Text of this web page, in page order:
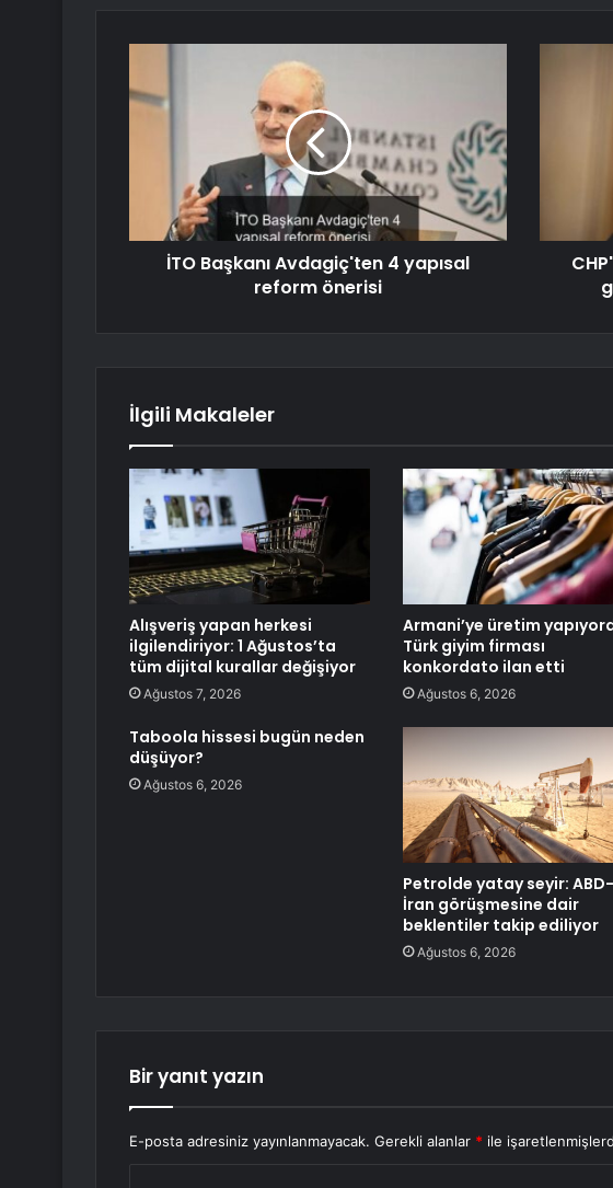
İTO Başkanı Avdagiç'ten 4 yapısal
reform önerisi
İlgili Makaleler
Alışveriş yapan herkesi
ilgilendiriyor: 1 Ağustos’ta
tüm dijital kurallar değişiyor
Ağustos 7, 2026
Armani’ye üretim
Türk giyim firması
konkordato ilan etti
Ağustos 6, 2026
Taboola hissesi bugün neden
düşüyor?
Ağustos 6, 2026
Petrolde yatay seyir: ABD-
İran görüşmesine dair
beklentiler takip ediliyor
Ağustos 6, 2026
Bir yanıt yazın
E-posta adresiniz yayınlanmayacak. Gerekli alanlar * ile